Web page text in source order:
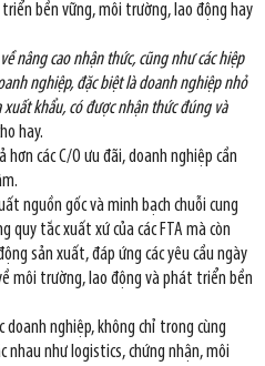
bền vững, môi trường, lao động hay
nâng cao nhận thức, cũng như các hiệp
nghiệp, đặc biệt là doanh nghiệp nhỏ
khẩu, có được nhận thức đúng và
hay.
các C/O ưu đãi, doanh nghiệp cần
nguồn gốc và minh bạch chuỗi cung
quy tắc xuất xứ của các FTA mà còn
sản xuất, đáp ứng các yêu cầu ngày
môi trường, lao động và phát triển bền
nghiệp, không chỉ trong cùng
nhau như logistics, chứng nhận, môi